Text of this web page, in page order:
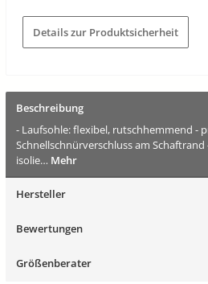
Details zur Produktsicherheit
Beschreibung
- Laufsohle: flexibel, rutschhemmend -
Schnellschnürverschluss am
isolie… Mehr
Hersteller
Bewertungen
Größenberater